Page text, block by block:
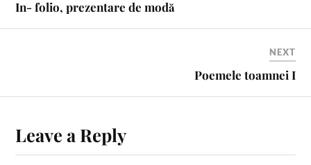
In- folio, prezentare de modă
NEXT
Poemele toamnei I
Leave a Reply